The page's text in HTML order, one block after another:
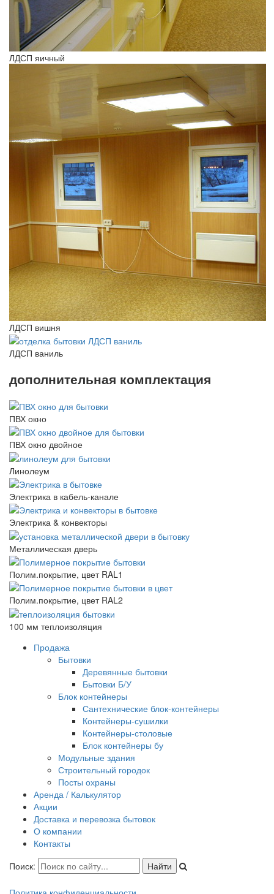
ЛДСП яичный
ЛДСП вишня
ЛДСП ваниль
дополнительная комплектация
ПВХ окно
ПВХ окно двойное
Линолеум
Электрика в кабель-канале
Электрика & конвекторы
Металлическая дверь
Полим.покрытие, цвет RAL1
Полим.покрытие, цвет RAL2
100 мм теплоизоляция
Продажа
Бытовки
Деревянные бытовки
Бытовки Б/У
Блок контейнеры
Сантехнические блок-контейнеры
Контейнеры-сушилки
Контейнеры-столовые
Блок контейнеры бу
Модульные здания
Строительный городок
Посты охраны
Аренда / Калькулятор
Акции
Доставка и перевозка бытовок
О компании
Контакты
Поиск: